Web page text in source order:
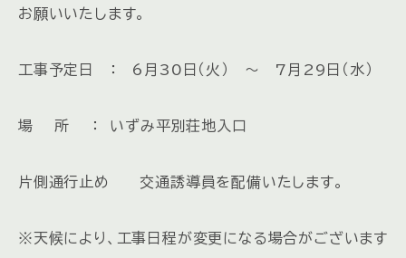
お願いいたします。
工事予定日 ： 6月30日（火） ～ 7月29日（水）
場 所 ： いずみ平別荘地入口
片側通行止め 交通誘導員を配備いたします。
※天候により、工事日程が変更になる場合がございます